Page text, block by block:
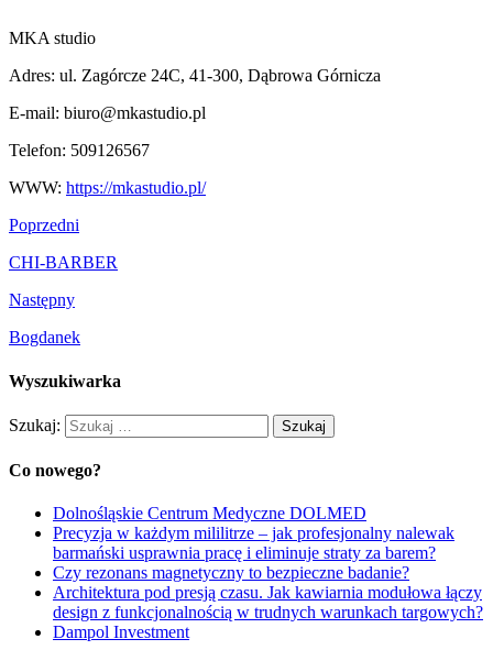
MKA studio
Adres: ul. Zagórcze 24C, 41-300, Dąbrowa Górnicza
E-mail: biuro@mkastudio.pl
Telefon: 509126567
WWW: https://mkastudio.pl/
Poprzedni
CHI-BARBER
Następny
Bogdanek
Wyszukiwarka
Szukaj:
Co nowego?
Dolnośląskie Centrum Medyczne DOLMED
Precyzja w każdym mililitrze – jak profesjonalny nalewak
barmański usprawnia pracę i eliminuje straty za barem?
Czy rezonans magnetyczny to bezpieczne badanie?
Architektura pod presją czasu. Jak kawiarnia modułowa łączy
design z funkcjonalnością w trudnych warunkach targowych?
Dampol Investment